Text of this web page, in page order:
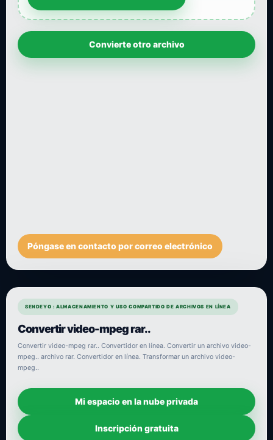
Convierte otro archivo
Póngase en contacto por correo electrónico
SENDEYO : ALMACENAMIENTO Y USO COMPARTIDO DE ARCHIVOS EN LÍNEA
Convertir video-mpeg rar..
Convertir video-mpeg rar.. Convertidor en línea. Convertir un archivo video-
mpeg.. archivo rar. Convertidor en línea. Transformar un archivo video-
mpeg..
Mi espacio en la nube privada
Inscripción gratuita